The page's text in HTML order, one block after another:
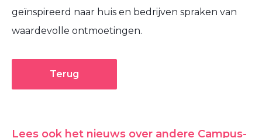
geïnspireerd naar huis en bedrijven spraken van
waardevolle ontmoetingen.
Terug
Lees ook het nieuws over andere Campus-